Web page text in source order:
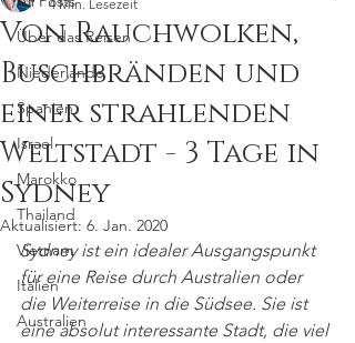
Über das Reisen
Niederlande
Spanien
Israel
Marokko
Thailand
Vietnam
Italien
Australien
Von Rauchwolken,
Buschbränden und
einer strahlenden
Weltstadt - 3 Tage in
Sydney
4 Min. Lesezeit
Aktualisiert: 6. Jan. 2020
Sydney ist ein idealer Ausgangspunkt
für eine Reise durch Australien oder
die Weiterreise in die Südsee. Sie ist
eine absolut interessante Stadt, die viel